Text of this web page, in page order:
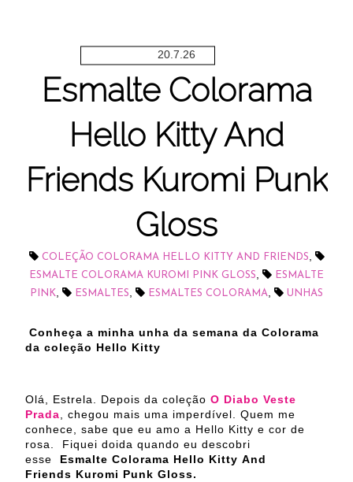
20.7.26
Esmalte Colorama
Hello Kitty And
Friends Kuromi Punk
Gloss
COLEÇÃO COLORAMA HELLO KITTY AND FRIENDS,
ESMALTE COLORAMA KUROMI PINK GLOSS,
ESMALTE
PINK, ESMALTES, ESMALTES COLORAMA, UNHAS
Conheça a minha unha da semana da Colorama
da coleção Hello Kitty
Olá, Estrela. Depois da coleção O Diabo Veste
Prada, chegou mais uma imperdível. Quem me
conhece, sabe que eu amo a Hello Kitty e cor de
rosa. Fiquei doida quando eu descobri
esse Esmalte Colorama Hello Kitty And
Friends Kuromi Punk Gloss.